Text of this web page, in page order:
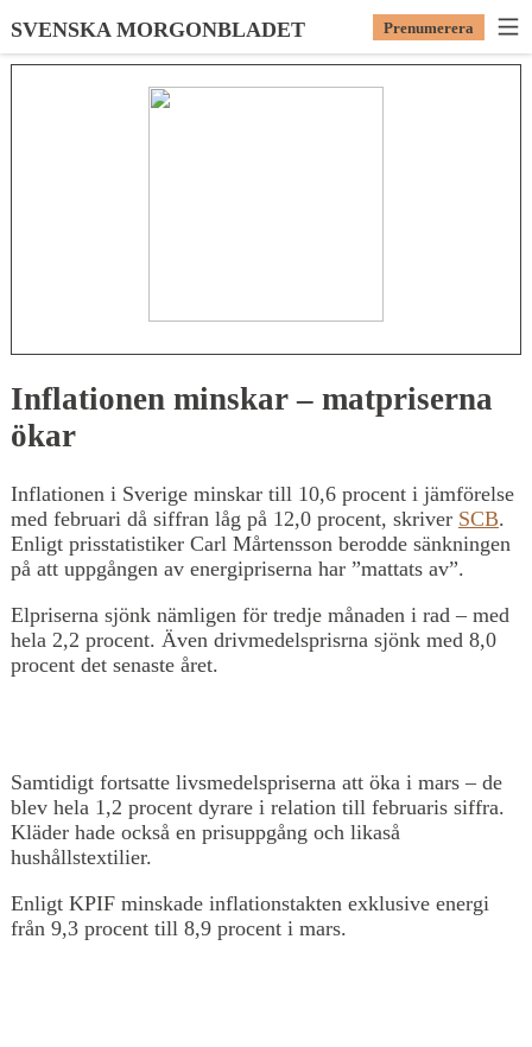
SVENSKA MORGONBLADET Prenumerera
Inflationen minskar – matpriserna
ökar
Inflationen i Sverige minskar till 10,6 procent i jämförelse
med februari då siffran låg på 12,0 procent, skriver SCB.
Enligt prisstatistiker Carl Mårtensson berodde sänkningen
på att uppgången av energipriserna har ”mattats av”.
Elpriserna sjönk nämligen för tredje månaden i rad – med
hela 2,2 procent. Även drivmedelsprisrna sjönk med 8,0
procent det senaste året.
Samtidigt fortsatte livsmedelspriserna att öka i mars – de
blev hela 1,2 procent dyrare i relation till februaris siffra.
Kläder hade också en prisuppgång och likaså
hushållstextilier.
Enligt KPIF minskade inflationstakten exklusive energi
från 9,3 procent till 8,9 procent i mars.